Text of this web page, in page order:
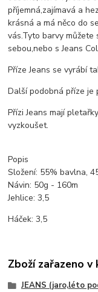
příjemná,zajímavá a
krásná a má něco do
vás.Tyto barvy
sebou,nebo s Jeans
Příze Jeans se vyrábí
Další podobná příze je
Přízi Jeans mají
vyzkoušet.
Popis
Složení: 55% bavlna,
Návin: 50g - 160m
Jehlice: 3,5
Háček: 3,5
Zboží zařazeno v
JEANS (jaro,léto